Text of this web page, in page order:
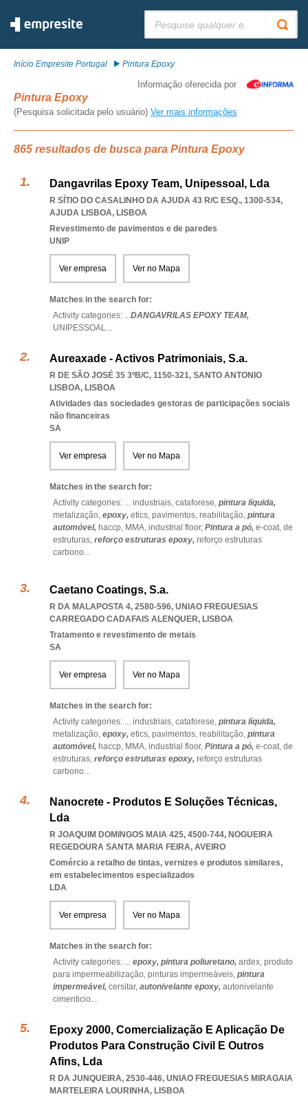
Início Empresite Portugal Pintura Epoxy
Informação oferecida por
Pintura Epoxy
(Pesquisa solicitada pelo usuário) Ver mais informações
865 resultados de busca para Pintura Epoxy
Dangavrilas Epoxy Team, Unipessoal, Lda
R SÍTIO DO CASALINHO DA AJUDA 43 R/C ESQ., 1300-534,
AJUDA LISBOA, LISBOA
Revestimento de pavimentos e de paredes
UNIP
Ver empresa Ver no Mapa
Matches in the search for:
Activity categories: ...DANGAVRILAS EPOXY TEAM,
UNIPESSOAL...
Aureaxade - Activos Patrimoniais, S.a.
R DE SÃO JOSÉ 35 3ºB/C, 1150-321, SANTO ANTONIO
LISBOA, LISBOA
Atividades das sociedades gestoras de participações sociais
não financeiras
SA
Ver empresa Ver no Mapa
Matches in the search for:
Activity categories: ... industriais, cataforese, pintura líquida,
metalização, epoxy, etics, pavimentos, reabilitação, pintura
automóvel, haccp, MMA, industrial floor, Pintura a pó, e-coat, de
estruturas, reforço estruturas epoxy, reforço estruturas
carbono...
Caetano Coatings, S.a.
R DA MALAPOSTA 4, 2580-596, UNIAO FREGUESIAS
CARREGADO CADAFAIS ALENQUER, LISBOA
Tratamento e revestimento de metais
SA
Ver empresa Ver no Mapa
Matches in the search for:
Activity categories: ... industriais, cataforese, pintura líquida,
metalização, epoxy, etics, pavimentos, reabilitação, pintura
automóvel, haccp, MMA, industrial floor, Pintura a pó, e-coat, de
estruturas, reforço estruturas epoxy, reforço estruturas
carbono...
Nanocrete - Produtos E Soluções Técnicas,
Lda
R JOAQUIM DOMINGOS MAIA 425, 4500-744, NOGUEIRA
REGEDOURA SANTA MARIA FEIRA, AVEIRO
Comércio a retalho de tintas, vernizes e produtos similares,
em estabelecimentos especializados
LDA
Ver empresa Ver no Mapa
Matches in the search for:
Activity categories: ... epoxy, pintura poliuretano, ardex, produto
para impermeabilização, pinturas impermeáveis, pintura
impermeável, cersitar, autonivelante epoxy, autonivelante
cimenticio...
Epoxy 2000, Comercialização E Aplicação De
Produtos Para Construção Civil E Outros
Afins, Lda
R DA JUNQUEIRA, 2530-446, UNIAO FREGUESIAS MIRAGAIA
MARTELEIRA LOURINHA, LISBOA